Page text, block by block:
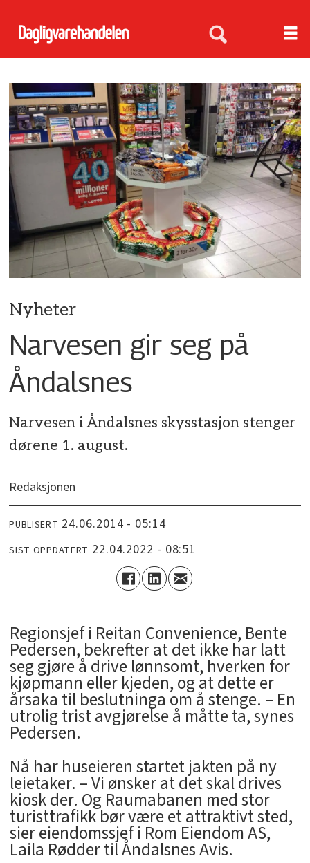
Nyheter
Narvesen gir seg på
Åndalsnes
Narvesen i Åndalsnes skysstasjon stenger
dørene 1. august.
Redaksjonen
PUBLISERT 24.06.2014 - 05:14
SIST OPPDATERT 22.04.2022 - 08:51
Regionsjef i Reitan Convenience, Bente
Pedersen, bekrefter at det ikke har latt
seg gjøre å drive lønnsomt, hverken for
kjøpmann eller kjeden, og at dette er
årsaka til beslutninga om å stenge. – En
utrolig trist avgjørelse å måtte ta, synes
Pedersen.
Nå har huseieren startet jakten på ny
leietaker. – Vi ønsker at det skal drives
kiosk der. Og Raumabanen med stor
turisttrafikk bør være et attraktivt sted,
sier eiendomssjef i Rom Eiendom AS,
Laila Rødder til Åndalsnes Avis.